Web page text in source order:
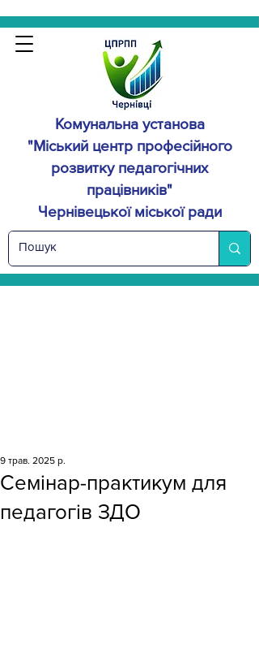
Комунальна установа
"Міський центр професійного
розвитку педагогічних
працівників"
Чернівецької міської ради
Семінар-практикум для
педагогів ЗДО
9 трав. 2025 р.